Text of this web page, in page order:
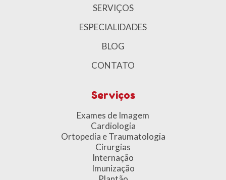
SERVIÇOS
ESPECIALIDADES
BLOG
CONTATO
Serviços
Exames de Imagem
Cardiologia
Ortopedia e Traumatologia
Cirurgias
Internação
Imunização